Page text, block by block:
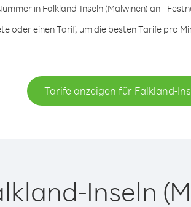
in Falkland-Inseln (Malwinen) an -
oder einen Tarif, um die besten Tarife pro
Tarife anzeigen für Falkland-
Inseln